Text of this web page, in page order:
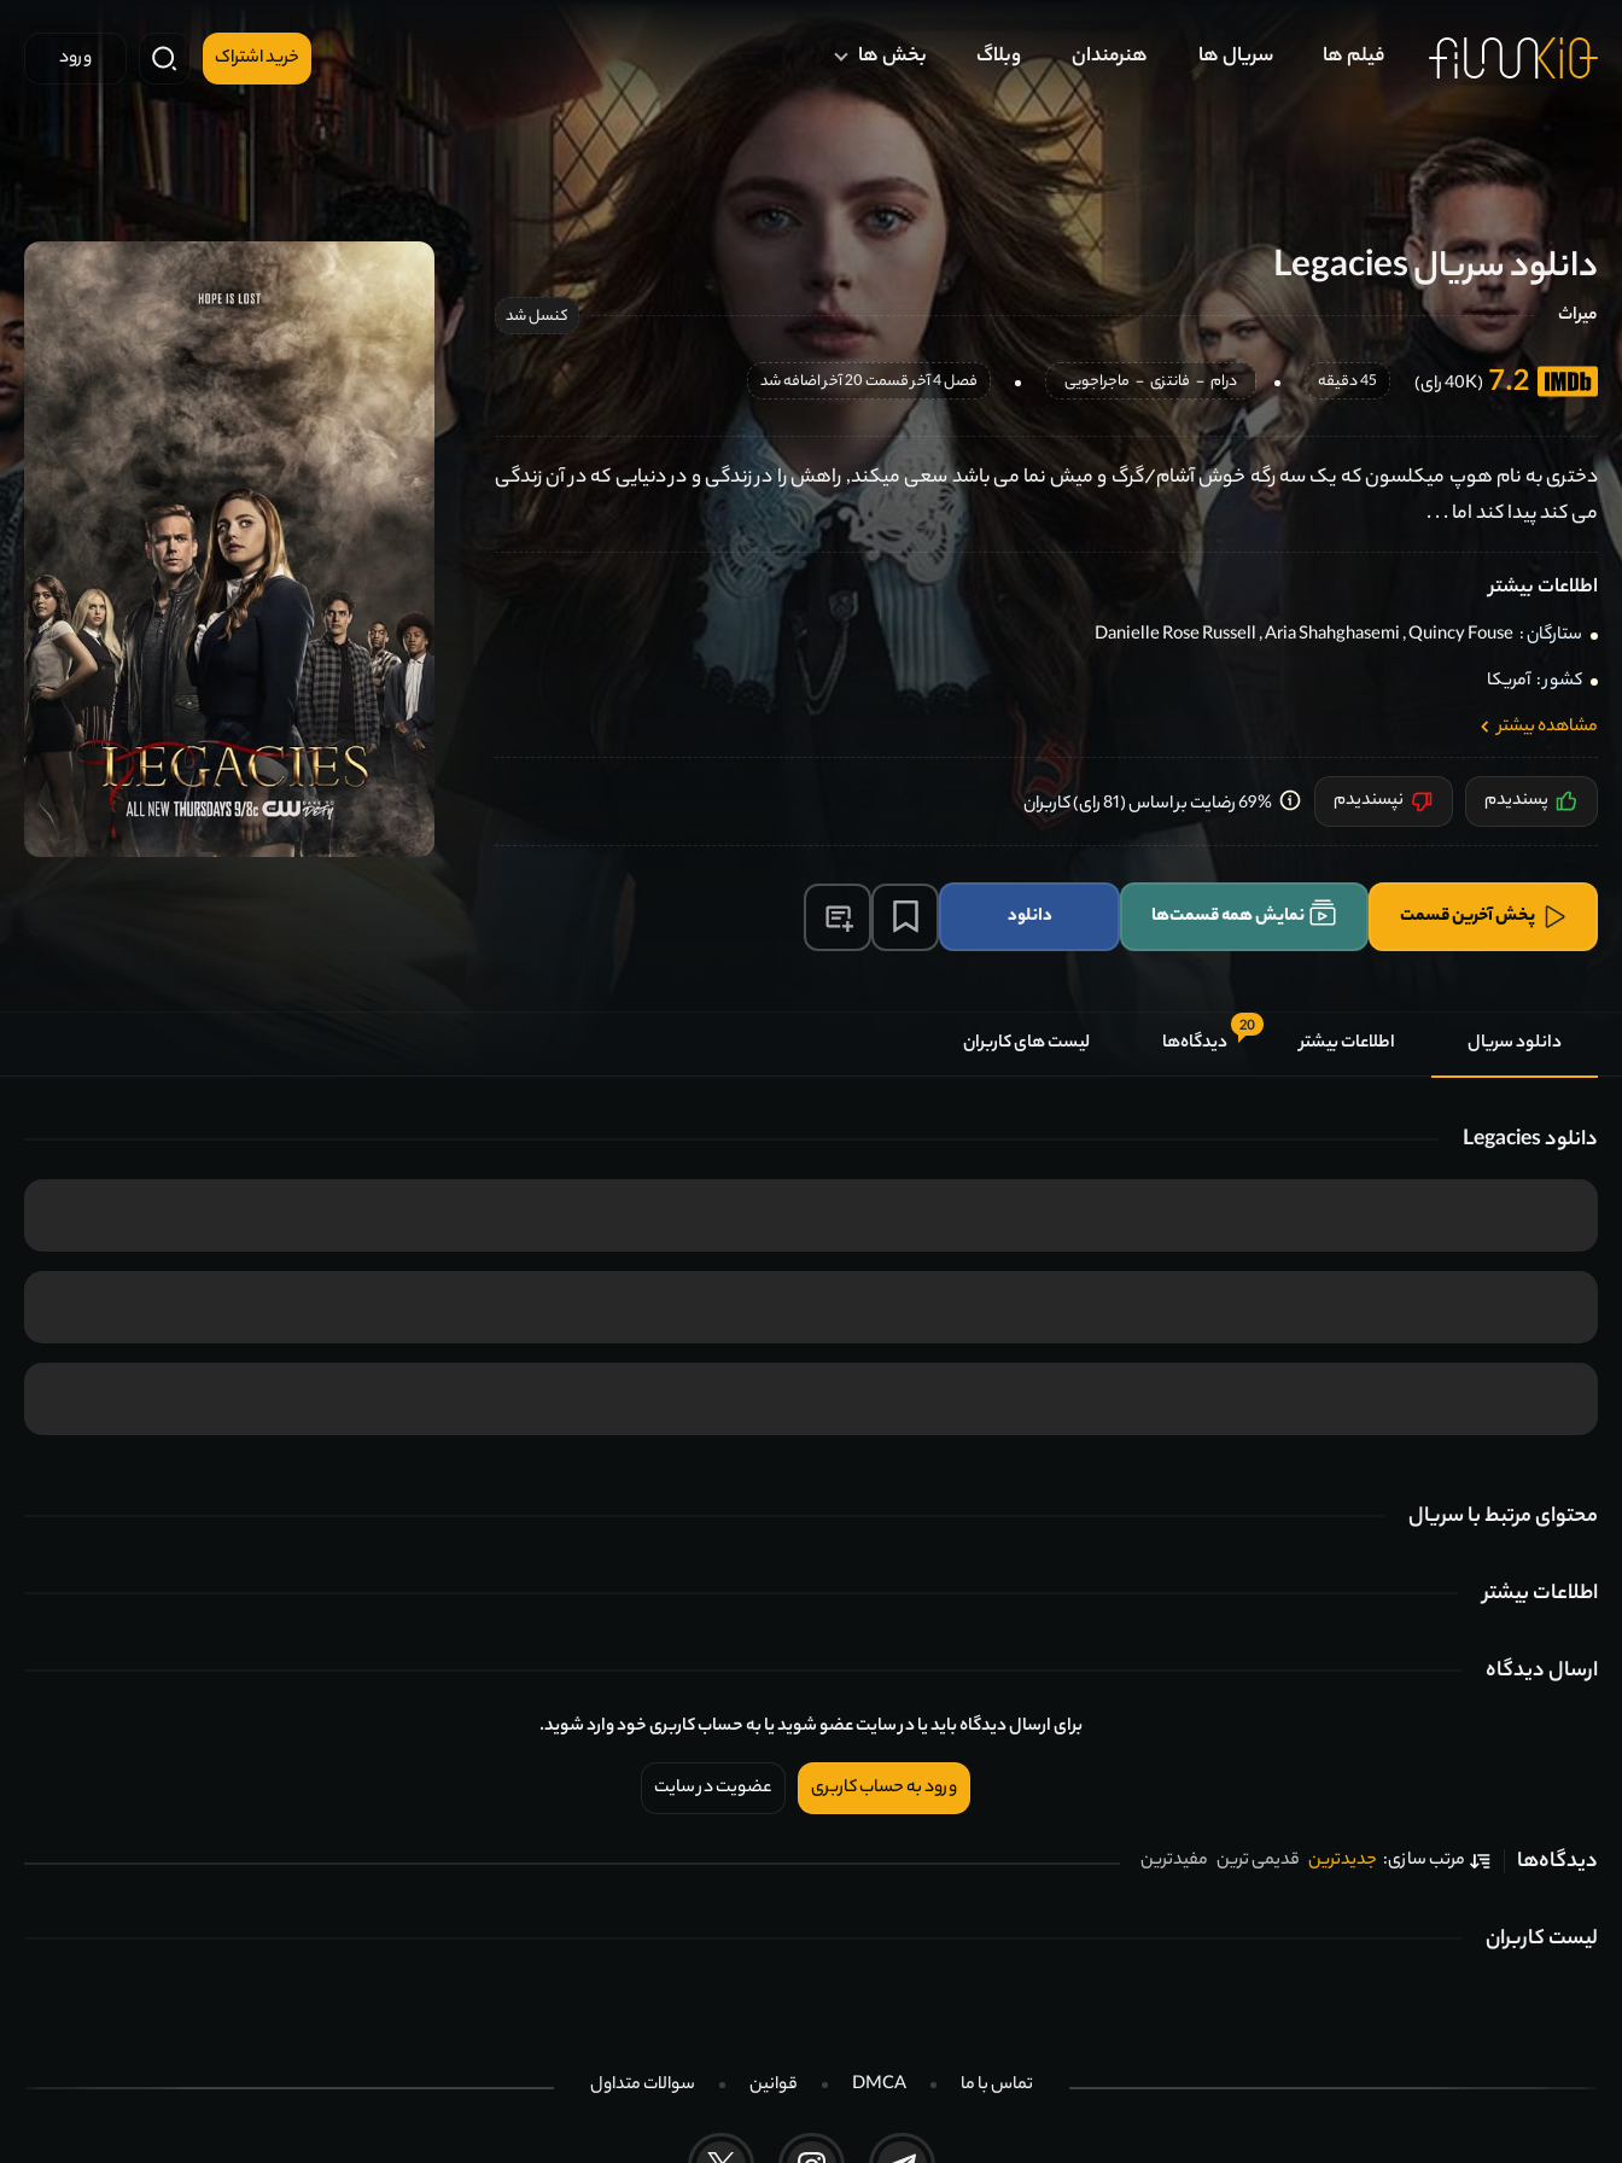
فیلم ها سریال ها هنرمندان وبلاگ بخش ها خرید اشتراک ورود
دانلود سریال Legacies
میراث کنسل شد
7.2 (40K رای) 45 دقیقه درام - فانتزی - ماجراجویی فصل 4 آخر قسمت 20 آخر اضافه شد
دختری به نام هوپ میکلسون که یک سه رگه خوش آشام/گرگ و میش نما می باشد سعی میکند, راهش را در زندگی و در دنیایی که در آن زندگی
می کند پیدا کند اما . . .
اطلاعات بیشتر
ستارگان : Danielle Rose Russell,Aria Shahghasemi,Quincy Fouse
کشور : آمریکا
مشاهده بیشتر
پسندیدم نپسندیدم 69% رضایت بر اساس (81 رای) کاربران
پخش آخرین قسمت نمایش همه قسمت‌ها دانلود
دانلود سریال اطلاعات بیشتر
20
دیدگاه‌ها لیست های کاربران
دانلود Legacies
محتوای مرتبط با سریال
اطلاعات بیشتر
ارسال دیدگاه
برای ارسال دیدگاه باید یا در سایت عضو شوید یا به حساب کاربری خود وارد شوید.
ورود به حساب کاربری عضویت در سایت
دیدگاه‌ها مرتب سازی: جدیدترین قدیمی ترین مفیدترین
لیست کاربران
تماس با ما DMCA قوانین سوالات متداول